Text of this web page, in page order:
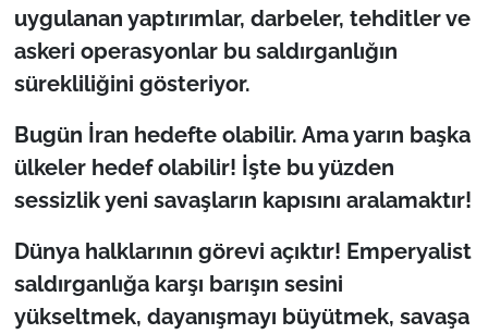
uygulanan yaptırımlar, darbeler, tehditler ve
askeri operasyonlar bu saldırganlığın
sürekliliğini gösteriyor.
Bugün İran hedefte olabilir. Ama yarın başka
ülkeler hedef olabilir! İşte bu yüzden
sessizlik yeni savaşların kapısını aralamaktır!
Dünya halklarının görevi açıktır! Emperyalist
saldırganlığa karşı barışın sesini
yükseltmek, dayanışmayı büyütmek, savaşa